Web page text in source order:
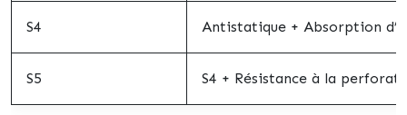
S4 Antistatique + Absorption
S5 S4 + Résistance à la